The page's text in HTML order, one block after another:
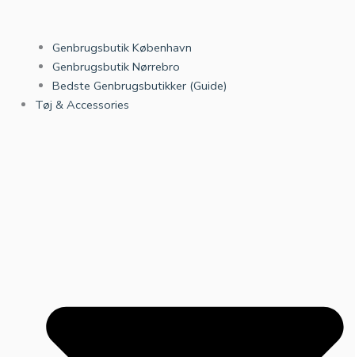
Genbrugsbutik København
Genbrugsbutik Nørrebro
Bedste Genbrugsbutikker (Guide)
Tøj & Accessories